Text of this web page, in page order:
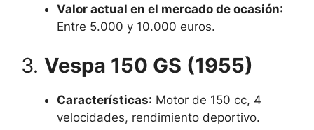
Valor actual en el mercado de ocasión:
Entre 5.000 y 10.000 euros.
3. Vespa 150 GS (1955)
Características: Motor de 150 cc, 4
velocidades, rendimiento deportivo.